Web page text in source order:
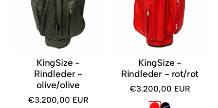
KingSize -
Rindleder -
olive/olive
€3.200,00 EUR
Regulärer
KingSize -
Rindleder - rot/rot
€3.200,00 EUR
Regulärer
Preis